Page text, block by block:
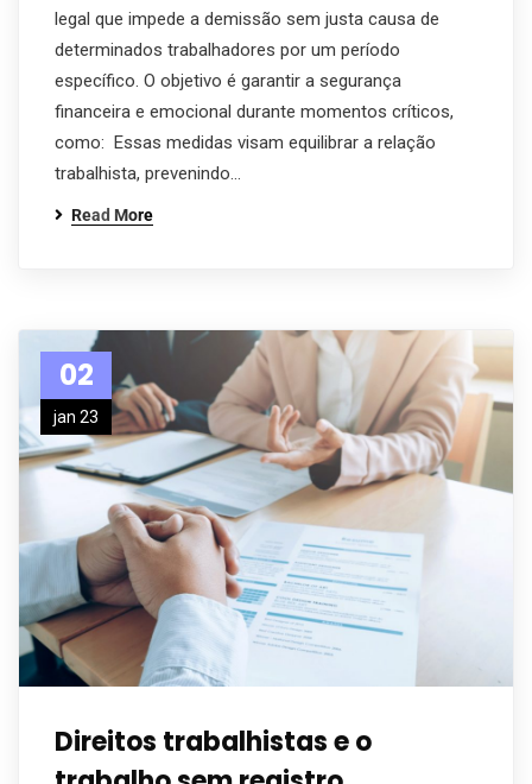
legal que impede a demissão sem justa causa de
determinados trabalhadores por um período
específico. O objetivo é garantir a segurança
financeira e emocional durante momentos críticos,
como: Essas medidas visam equilibrar a relação
trabalhista, prevenindo…
Read More
02
jan 23
Direitos trabalhistas e o